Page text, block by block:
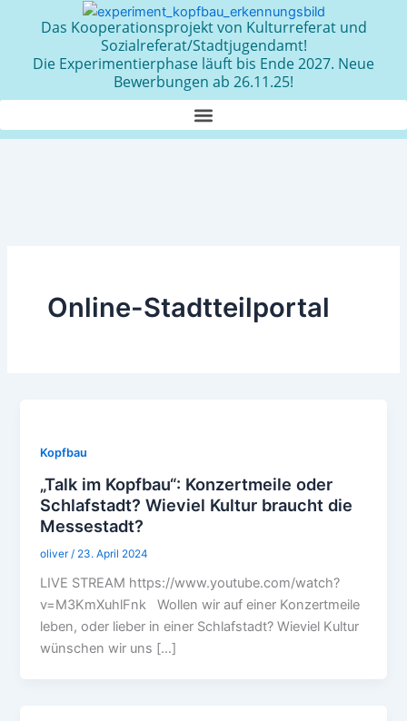
Das Kooperationsprojekt von Kulturreferat und
Sozialreferat/Stadtjugendamt!
Die Experimentierphase läuft bis Ende 2027. Neue
Bewerbungen ab 26.11.25!
Online-Stadtteilportal
Kopfbau
„Talk im Kopfbau“: Konzertmeile oder
Schlafstadt? Wieviel Kultur braucht die
Messestadt?
oliver / 23. April 2024
LIVE STREAM https://www.youtube.com/watch?
v=M3KmXuhlFnk Wollen wir auf einer Konzertmeile
leben, oder lieber in einer Schlafstadt? Wieviel Kultur
wünschen wir uns […]